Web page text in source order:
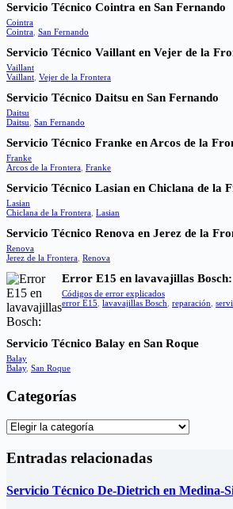
Servicio Técnico Cointra en San Fernando
Cointra
Cointra San Fernando
Servicio Técnico Vaillant en Vejer de la
Vaillant
Vaillant Vejer de la Frontera
Servicio Técnico Daitsu en San Fernando
Daitsu
Daitsu San Fernando
Servicio Técnico Franke en Arcos de la
Franke
Arcos de la Frontera Franke
Servicio Técnico Lasian en Chiclana de la
Lasian
Chiclana de la Frontera Lasian
Servicio Técnico Renova en Jerez de la
Renova
Jerez de la Frontera Renova
Error E15 en lavavajillas
Códigos de error explicados
error E15 lavavajillas Bosch reparación
Servicio Técnico Balay en San Roque
Balay
Balay, San Roque
Categorías
Categorías
Entradas relacionadas
Servicio Técnico De-Dietrich en Medina-